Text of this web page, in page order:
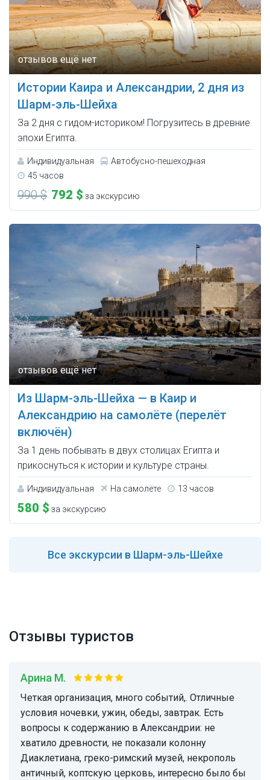
Истории Каира и Александрии, 2 дня из
Шарм-эль-Шейха
За 2 дня с гидом-историком! Погрузитесь в древние
эпохи Египта.
Индивидуальная
Автобусно-пешеходная
45 часов
990 $ 792 $ за экскурсию
Из Шарм-эль-Шейха — в Каир и
Александрию на самолёте (перелёт
включён)
За 1 день побывать в двух столицах Египта и
прикоснуться к истории и культуре страны.
Индивидуальная На самолёте 13 часов
580 $ за экскурсию
Все экскурсии в Шарм-эль-Шейхе
Отзывы туристов
Арина М.
Четкая организация, много событий,. Отличные
условия ночевки, ужин, обеды, завтрак. Есть
вопросы к содержанию в Александрии: не
хватило древности, не показали колонну
Диаклетиана, греко-римский музей, некрополь
античный, коптскую церковь, интересно было бы